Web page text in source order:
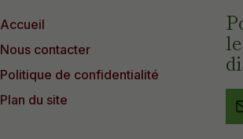
Accueil
Nous contacter
Politique de confidentialité
Plan du site